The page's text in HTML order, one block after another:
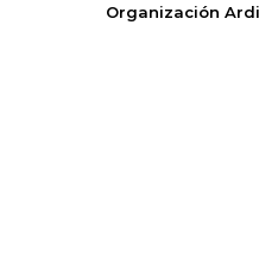
Organización